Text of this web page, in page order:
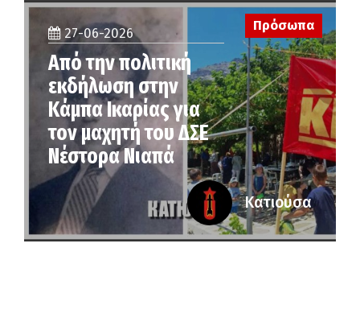
27-06-2026
Από την πολιτική
εκδήλωση στην
Κάμπα Ικαρίας για
τον μαχητή του ΔΣΕ
Νέστορα Νιαπά
Πρόσωπα
Κατιούσα